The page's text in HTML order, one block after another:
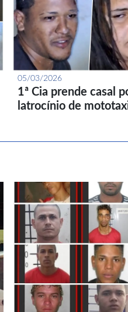
05/03/2026
1ª Cia prende casal
latrocínio de